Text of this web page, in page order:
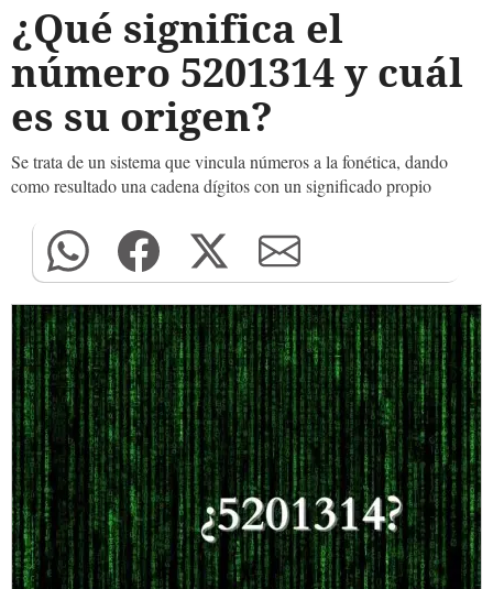
¿Qué significa el
número 5201314 y cuál
es su origen?
Se trata de un sistema que vincula números a la fonética, dando
como resultado una cadena dígitos con un significado propio